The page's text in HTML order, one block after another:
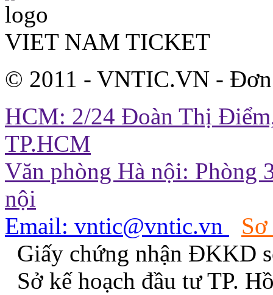
VIET NAM TICKET
© 2011 - VNTIC.VN -
HCM: 2/24 Đoàn Thị
TP.HCM
Văn phòng Hà nội: Phòng
nội
Email: vntic@vntic.vn
Giấy chứng nhận ĐKKD
Sở kế hoạch đầu tư TP.